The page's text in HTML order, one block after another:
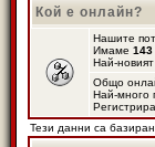
Кой е онлайн?
Нашите
Имаме 143
Най-
Общо
Най-много
Тези данни са